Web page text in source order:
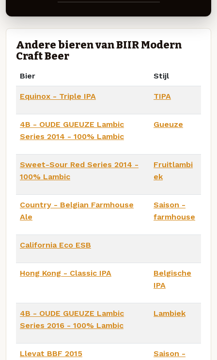
Andere bieren van BIIR Modern
Craft Beer
Bier Stijl
Equinox - Triple IPA TIPA
4B - OUDE GUEUZE Lambic
Series 2014 - 100% Lambic
Gueuze
Sweet-Sour Red Series 2014 -
100% Lambic
Fruitlambi
ek
Country - Belgian Farmhouse
Ale
Saison -
farmhouse
California Eco ESB
Hong Kong - Classic IPA
Belgische
IPA
4B - OUDE GUEUZE Lambic
Series 2016 - 100% Lambic
Lambiek
Llevat BBF 2015
Saison -